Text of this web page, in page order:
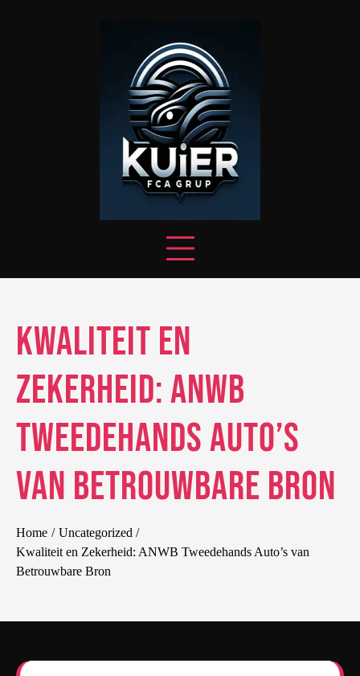
Kwaliteit en
Zekerheid: ANWB
Tweedehands Auto’s
van Betrouwbare Bron
Home
Uncategorized
Kwaliteit en Zekerheid: ANWB Tweedehands Auto’s van
Betrouwbare Bron